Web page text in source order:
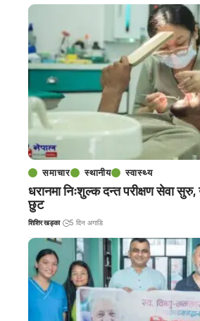
समाचार स्थानीय स्वास्थ्य
धरानमा निःशुल्क दन्त परीक्षण सेवा सुरु,
छुट
शिशिर खड्का 5 दिन अगाडि